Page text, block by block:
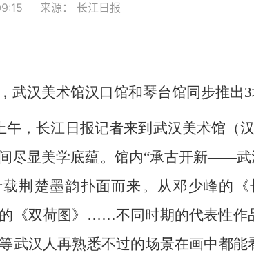
来源： 长江日报
武汉美术馆汉口馆和琴台馆同步推出
午，长江日报记者来到武汉美术馆（
尽显美学底蕴。馆内“承古开新——
载荆楚墨韵扑面而来。从邓少峰的
《双荷图》……不同时期的代表性作
武汉人再熟悉不过的场景在画中都